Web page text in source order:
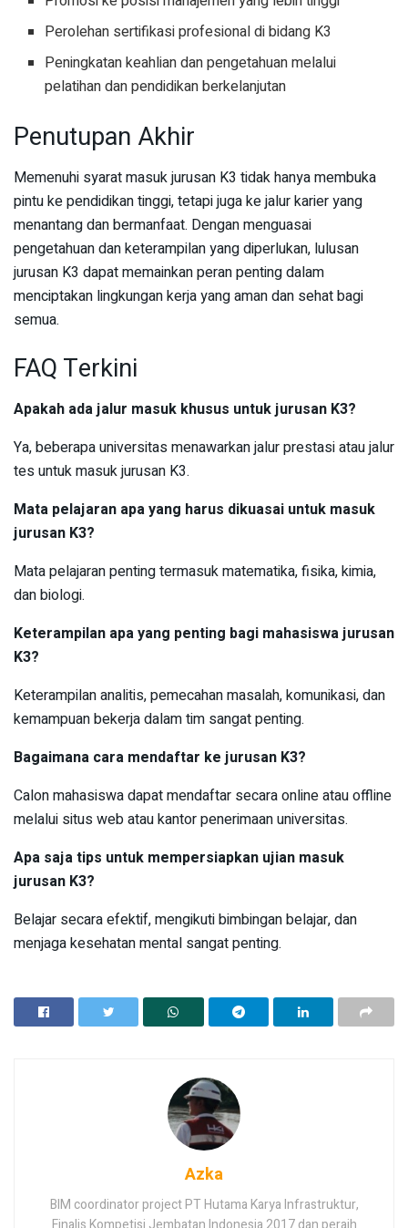
Perolehan sertifikasi profesional di bidang K3
Peningkatan keahlian dan pengetahuan melalui
pelatihan dan pendidikan berkelanjutan
Penutupan Akhir
Memenuhi syarat masuk jurusan K3 tidak hanya membuka
pintu ke pendidikan tinggi, tetapi juga ke jalur karier yang
menantang dan bermanfaat. Dengan menguasai
pengetahuan dan keterampilan yang diperlukan, lulusan
jurusan K3 dapat memainkan peran penting dalam
menciptakan lingkungan kerja yang aman dan sehat bagi
semua.
FAQ Terkini
Apakah ada jalur masuk khusus untuk jurusan K3?
Ya, beberapa universitas menawarkan jalur prestasi atau jalur
tes untuk masuk jurusan K3.
Mata pelajaran apa yang harus dikuasai untuk masuk
jurusan K3?
Mata pelajaran penting termasuk matematika, fisika, kimia,
dan biologi.
Keterampilan apa yang penting bagi mahasiswa jurusan
K3?
Keterampilan analitis, pemecahan masalah, komunikasi, dan
kemampuan bekerja dalam tim sangat penting.
Bagaimana cara mendaftar ke jurusan K3?
Calon mahasiswa dapat mendaftar secara online atau offline
melalui situs web atau kantor penerimaan universitas.
Apa saja tips untuk mempersiapkan ujian masuk
jurusan K3?
Belajar secara efektif, mengikuti bimbingan belajar, dan
menjaga kesehatan mental sangat penting.
Azka
BIM coordinator project PT Hutama Karya Infrastruktur,